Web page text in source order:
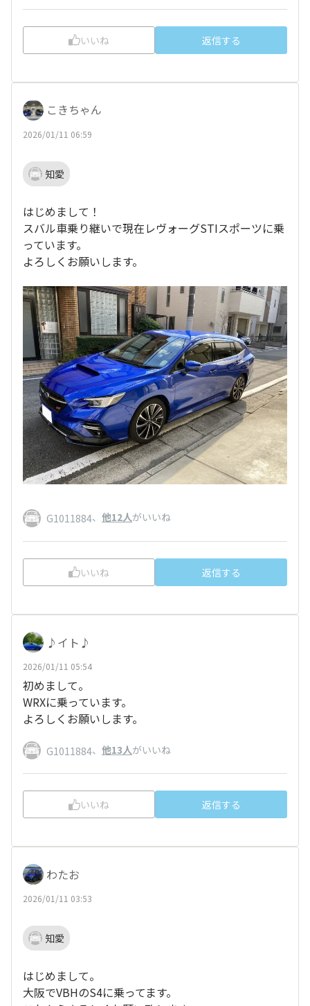
いいね 返信する
こきちゃん
2026/01/11 06:59
知愛
はじめまして！
スバル車乗り継いで現在レヴォーグSTIスポーツに乗
っています。
よろしくお願いします。
G1011884、 他12人がいいね
いいね 返信する
♪イト♪
2026/01/11 05:54
初めまして。
WRXに乗っています。
よろしくお願いします。
G1011884、 他13人がいいね
いいね 返信する
わたお
2026/01/11 03:53
知愛
はじめまして。
大阪でVBHのS4に乗ってます。